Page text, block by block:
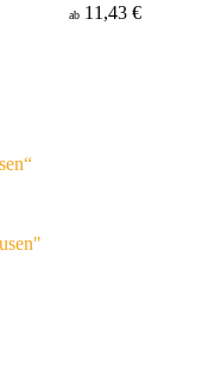
ab 11,43 €